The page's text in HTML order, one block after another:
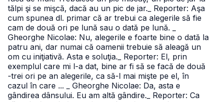
tălpi şi se mişcă, dacă au un pic de jar. _ Reporter: Aşa
cum spunea dl. primar că ar trebui ca alegerile să fie
cam de două ori pe lună sau o dată pe lună.
Gheorghe Nicolae: Nu, alegerile e foarte bine o dată la
patru ani, dar numai că oamenii trebuie să aleagă un
om cu iniţiativă. Asta e soluţia. _ Reporter: El, prin
exemplul care mi l-a dat, bine ar fi să se facă de două
-trei ori pe an alegerile, ca să-l mai mişte pe el, în
cazul în care ...
_ Gheorghe Nicolae: Da, asta e
gândirea dânsului. Eu am altă gândire. _ Reporter: Ca